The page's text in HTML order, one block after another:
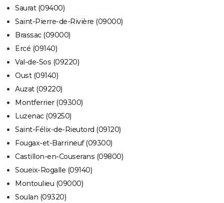
Saurat (09400)
Saint-Pierre-de-Rivière (09000)
Brassac (09000)
Ercé (09140)
Val-de-Sos (09220)
Oust (09140)
Auzat (09220)
Montferrier (09300)
Luzenac (09250)
Saint-Félix-de-Rieutord (09120)
Fougax-et-Barrineuf (09300)
Castillon-en-Couserans (09800)
Soueix-Rogalle (09140)
Montoulieu (09000)
Soulan (09320)